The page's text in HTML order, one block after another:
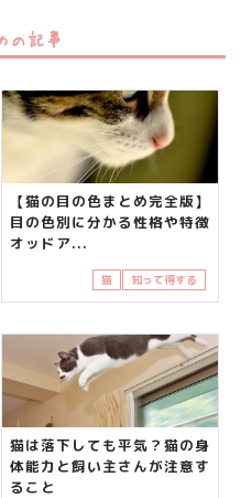
の記事
【猫の目の色まとめ完全版】
目の色別に分かる性格や特徴
オッドア...
猫 知って得する
猫は落下しても平気？猫の身
体能力と飼い主さんが注意す
ること